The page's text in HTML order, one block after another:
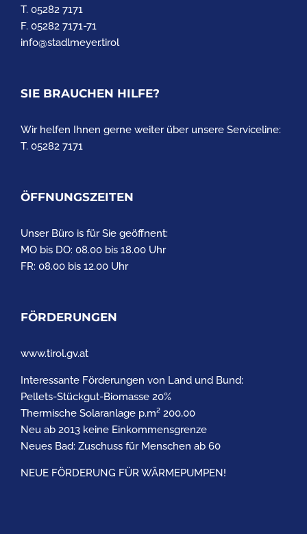
T. 05282 7171
F. 05282 7171-71
info@stadlmeyer.tirol
SIE BRAUCHEN HILFE?
Wir helfen Ihnen gerne weiter über unsere Serviceline:
T. 05282 7171
ÖFFNUNGSZEITEN
Unser Büro is für Sie geöffnent:
MO bis DO: 08.00 bis 18.00 Uhr
FR: 08.00 bis 12.00 Uhr
FÖRDERUNGEN
www.tirol.gv.at
Interessante Förderungen von Land und Bund:
Pellets-Stückgut-Biomasse 20%
Thermische Solaranlage p.m² 200,00
Neu ab 2013 keine Einkommensgrenze
Neues Bad: Zuschuss für Menschen ab 60
NEUE FÖRDERUNG FÜR WÄRMEPUMPEN!